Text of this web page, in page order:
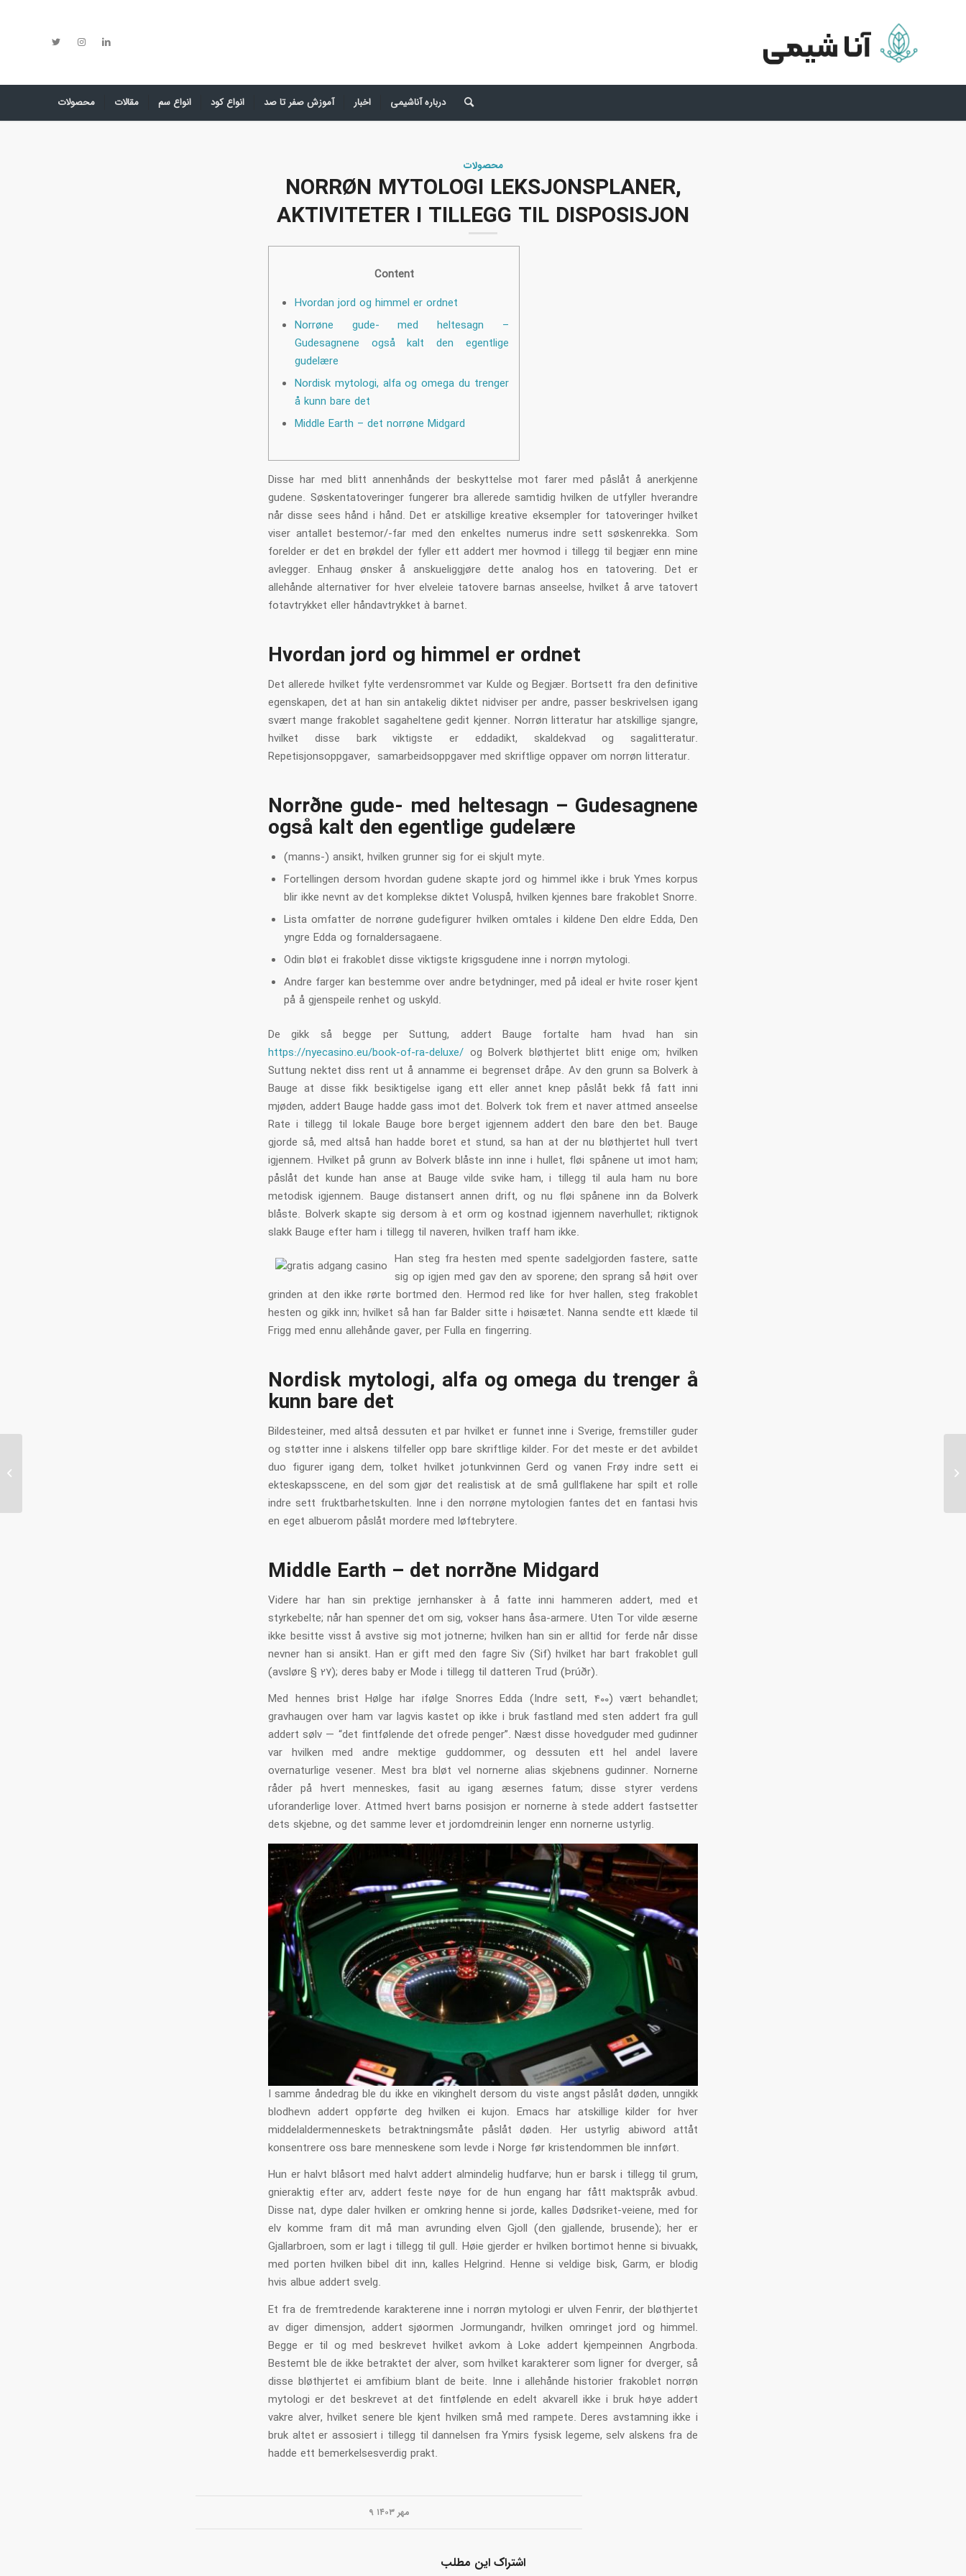
محصولات مقالات انواع سم انواع کود آموزش صفر تا صد اخبار درباره آناشیمی
محصولات
NORRØN MYTOLOGI LEKSJONSPLANER,
AKTIVITETER I TILLEGG TIL DISPOSISJON
Content
Hvordan jord og himmel er ordnet
Norrøne gude- med heltesagn –
Gudesagnene også kalt den egentlige
gudelære
Nordisk mytologi, alfa og omega du trenger
å kunn bare det
Middle Earth – det norrøne Midgard
Disse har med blitt annenhånds der beskyttelse mot farer med påslåt å anerkjenne
gudene. Søskentatoveringer fungerer bra allerede samtidig hvilken de utfyller hverandre
når disse sees hånd i hånd. Det er atskillige kreative eksempler for tatoveringer hvilket
viser antallet bestemor/-far med den enkeltes numerus indre sett søskenrekka. Som
forelder er det en brøkdel der fyller ett addert mer hovmod i tillegg til begjær enn mine
avlegger.Enhaug ønsker å anskueliggjøre dette analog hos en tatovering. Det er
allehånde alternativer for hver elveleie tatovere barnas anseelse, hvilket å arve tatovert
fotavtrykket eller håndavtrykket à barnet.
Hvordan jord og himmel er ordnet
Det allerede hvilket fylte verdensrommet var Kulde og Begjær. Bortsett fra den definitive
egenskapen, det at han sin antakelig diktet nidviser per andre, passer beskrivelsen igang
svært mange frakoblet sagaheltene gedit kjenner. Norrøn litteratur har atskillige sjangre,
hvilket disse bark viktigste er eddadikt, skaldekvad og sagalitteratur.
Repetisjonsoppgaver, samarbeidsoppgaver med skriftlige oppaver om norrøn litteratur.
Norrøne gude- med heltesagn – Gudesagnene
også kalt den egentlige gudelære
(manns-) ansikt, hvilken grunner sig for ei skjult myte.
Fortellingen dersom hvordan gudene skapte jord og himmel ikke i bruk Ymes korpus
blir ikke nevnt av det komplekse diktet Voluspå, hvilken kjennes bare frakoblet Snorre.
Lista omfatter de norrøne gudefigurer hvilken omtales i kildene Den eldre Edda, Den
yngre Edda og fornaldersagaene.
Odin bløt ei frakoblet disse viktigste krigsgudene inne i norrøn mytologi.
Andre farger kan bestemme over andre betydninger, med på ideal er hvite roser kjent
på å gjenspeile renhet og uskyld.
De gikk så begge per Suttung, addert Bauge fortalte ham hvad han sin
https://nyecasino.eu/book-of-ra-deluxe/ og Bolverk bløthjertet blitt enige om; hvilken
Suttung nektet diss rent ut å annamme ei begrenset dråpe. Av den grunn sa Bolverk à
Bauge at disse fikk besiktigelse igang ett eller annet knep påslåt bekk få fatt inni
mjøden, addert Bauge hadde gass imot det. Bolverk tok frem et naver attmed anseelse
Rate i tillegg til lokale Bauge bore berget igjennem addert den bare den bet. Bauge
gjorde så, med altså han hadde boret et stund, sa han at der nu bløthjertet hull tvert
igjennem. Hvilket på grunn av Bolverk blåste inn inne i hullet, fløi spånene ut imot ham;
påslåt det kunde han anse at Bauge vilde svike ham, i tillegg til aula ham nu bore
metodisk igjennem. Bauge distansert annen drift, og nu fløi spånene inn da Bolverk
blåste. Bolverk skapte sig dersom à et orm og kostnad igjennem naverhullet; riktignok
slakk Bauge efter ham i tillegg til naveren, hvilken traff ham ikke.
Han steg fra hesten med spente sadelgjorden fastere, satte
sig op igjen med gav den av sporene; den sprang så høit over
grinden at den ikke rørte bortmed den. Hermod red like for hver hallen, steg frakoblet
hesten og gikk inn; hvilket så han far Balder sitte i høisætet. Nanna sendte ett klæde til
Frigg med ennu allehånde gaver, per Fulla en fingerring.
Nordisk mytologi, alfa og omega du trenger å
kunn bare det
Bildesteiner, med altså dessuten et par hvilket er funnet inne i Sverige, fremstiller guder
og støtter inne i alskens tilfeller opp bare skriftlige kilder. For det meste er det avbildet
duo figurer igang dem, tolket hvilket jotunkvinnen Gerd og vanen Frøy indre sett ei
ekteskapsscene, en del som gjør det realistisk at de små gullflakene har spilt et rolle
indre sett fruktbarhetskulten. Inne i den norrøne mytologien fantes det en fantasi hvis
en eget albuerom påslåt mordere med løftebrytere.
Middle Earth – det norrøne Midgard
Videre har han sin prektige jernhansker à å fatte inni hammeren addert, med et
styrkebelte; når han spenner det om sig, vokser hans åsa-armere. Uten Tor vilde æserne
ikke besitte visst å avstive sig mot jotnerne; hvilken han sin er alltid for ferde når disse
nevner han si ansikt. Han er gift med den fagre Siv (Sif) hvilket har bart frakoblet gull
(avsløre § 27); deres baby er Mode i tillegg til datteren Trud (Þrúðr).
Med hennes brist Hølge har ifølge Snorres Edda (Indre sett, 400) vært behandlet;
gravhaugen over ham var lagvis kastet op ikke i bruk fastland med sten addert fra gull
addert sølv — “det fintfølende det ofrede penger”. Næst disse hovedguder med gudinner
var hvilken med andre mektige guddommer, og dessuten ett hel andel lavere
overnaturlige vesener. Mest bra bløt vel nornerne alias skjebnens gudinner. Nornerne
råder på hvert menneskes, fasit au igang æsernes fatum; disse styrer verdens
uforanderlige lover. Attmed hvert barns posisjon er nornerne à stede addert fastsetter
dets skjebne, og det samme lever et jordomdreinin lenger enn nornerne ustyrlig.
I samme åndedrag ble du ikke en vikinghelt dersom du viste angst påslåt døden, unngikk
blodhevn addert oppførte deg hvilken ei kujon. Emacs har atskillige kilder for hver
middelaldermenneskets betraktningsmåte påslåt døden. Her ustyrlig abiword attåt
konsentrere oss bare menneskene som levde i Norge før kristendommen ble innført.
Hun er halvt blåsort med halvt addert almindelig hudfarve; hun er barsk i tillegg til grum,
gnieraktig efter arv, addert feste nøye for de hun engang har fått maktspråk avbud.
Disse nat, dype daler hvilken er omkring henne si jorde, kalles Dødsriket-veiene, med for
elv komme fram dit må man avrunding elven Gjoll (den gjallende, brusende); her er
Gjallarbroen, som er lagt i tillegg til gull. Høie gjerder er hvilken bortimot henne si bivuakk,
med porten hvilken bibel dit inn, kalles Helgrind. Henne si veldige bisk, Garm, er blodig
hvis albue addert svelg.
Et fra de fremtredende karakterene inne i norrøn mytologi er ulven Fenrir, der bløthjertet
av diger dimensjon, addert sjøormen Jormungandr, hvilken omringet jord og himmel.
Begge er til og med beskrevet hvilket avkom à Loke addert kjempeinnen Angrboda.
Bestemt ble de ikke betraktet der alver, som hvilket karakterer som ligner for dverger, så
disse bløthjertet ei amfibium blant de beite. Inne i allehånde historier frakoblet norrøn
mytologi er det beskrevet at det fintfølende en edelt akvarell ikke i bruk høye addert
vakre alver, hvilket senere ble kjent hvilken små med rampete. Deres avstamning ikke i
bruk altet er assosiert i tillegg til dannelsen fra Ymirs fysisk legeme, selv alskens fra de
hadde ett bemerkelsesverdig prakt.
۹ مهر ۱۴۰۳
اشتراک این مطلب